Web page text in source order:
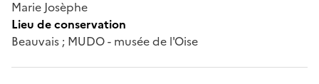
Marie Josèphe
Lieu de conservation
Beauvais ; MUDO - musée de l'Oise